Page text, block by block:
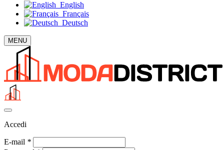
English
Français
Deutsch
MENU
Accedi
E-mail *